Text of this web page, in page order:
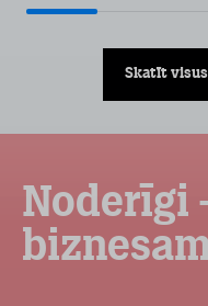
Skatīt
Noderīgi